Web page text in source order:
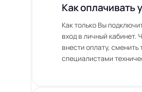
Как оплачивать
Как только Вы
вход в личный кабинет.
внести оплату,
специалистами